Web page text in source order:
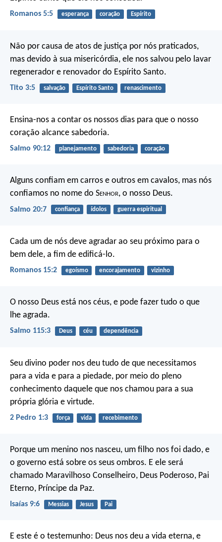
Romanos 5:5 esperança coração Espírito
Não por causa de atos de justiça por nós praticados,
mas devido à sua misericórdia, ele nos salvou pelo lavar
regenerador e renovador do Espírito Santo.
Tito 3:5 salvação Espírito Santo renascimento
Ensina-nos a contar os nossos dias para que o nosso
coração alcance sabedoria.
Salmo 90:12 planejamento sabedoria coração
Alguns confiam em carros e outros em cavalos, mas nós
confiamos no nome do Senhor, o nosso Deus.
Salmo 20:7 confiança ídolos guerra espiritual
Cada um de nós deve agradar ao seu próximo para o
bem dele, a fim de edificá-lo.
Romanos 15:2 egoísmo encorajamento vizinho
O nosso Deus está nos céus, e pode fazer tudo o que
lhe agrada.
Salmo 115:3 Deus céu dependência
Seu divino poder nos deu tudo de que necessitamos
para a vida e para a piedade, por meio do pleno
conhecimento daquele que nos chamou para a sua
própria glória e virtude.
2 Pedro 1:3 força vida recebimento
Porque um menino nos nasceu, um filho nos foi dado, e
o governo está sobre os seus ombros. E ele será
chamado Maravilhoso Conselheiro, Deus Poderoso, Pai
Eterno, Príncipe da Paz.
Isaías 9:6 Messias Jesus Pai
E este é o testemunho: Deus nos deu a vida eterna, e